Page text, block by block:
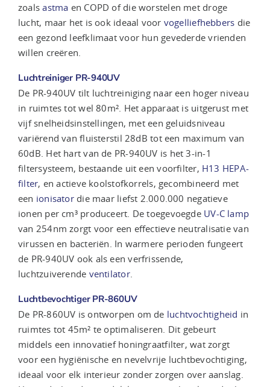
zoalsastma en COPD of die worstelen met droge
lucht, maar het is ook ideaal voor vogelliefhebbers die
een gezond leefklimaat voor hun gevederde vrienden
willen creëren.
Luchtreiniger PR-940UV
De PR-940UV tilt luchtreiniging naar een hoger niveau
in ruimtes tot wel 80m². Het apparaat is uitgerust met
vijf snelheidsinstellingen, met een geluidsniveau
variërend van fluisterstil 28dB tot een maximum van
60dB. Het hart van de PR-940UV is het 3-in-1
filtersysteem, bestaande uit een voorfilter, H13 HEPA-
filter, en actieve koolstofkorrels, gecombineerd met
een ionisatordie maar liefst 2.000.000 negatieve
ionen per cm³ produceert. De toegevoegde UV-C lamp
van 254nm zorgt voor een effectieve neutralisatie van
virussen en bacteriën. In warmere perioden fungeert
de PR-940UV ook als een verfrissende,
luchtzuiverende ventilator.
Luchtbevochtiger PR-860UV
De PR-860UV is ontworpen om de luchtvochtigheid in
ruimtes tot 45m² te optimaliseren. Dit gebeurt
middels een innovatief honingraatfilter, wat zorgt
voor een hygiënische en nevelvrije luchtbevochtiging,
ideaal voor elk interieur zonder zorgen over aanslag.